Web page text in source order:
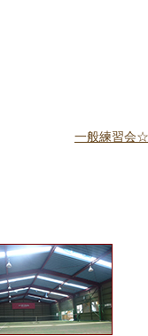
一般練習会☆